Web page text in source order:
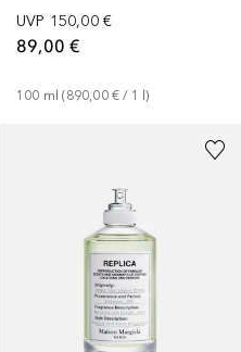
UVP 150,00 €
89,00 €
100 ml (890,00 € / 1 l)